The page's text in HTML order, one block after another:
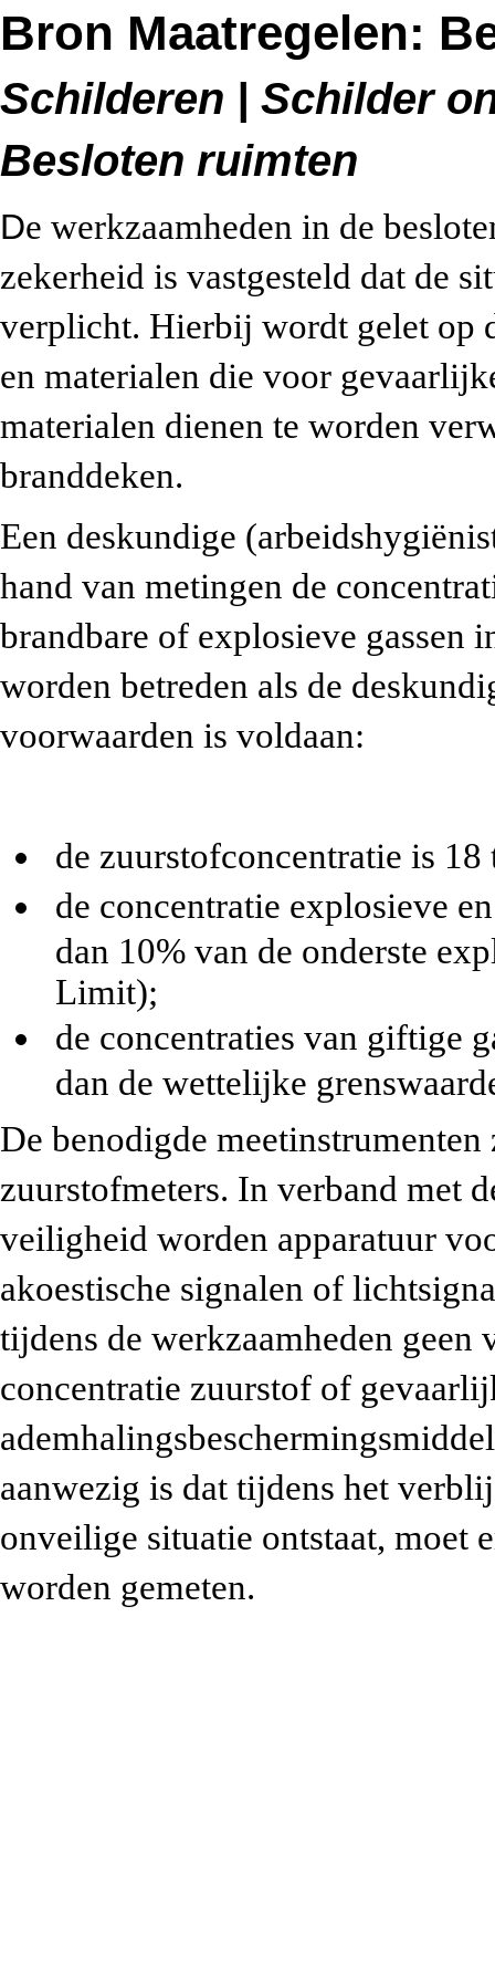
Bron Maatregelen:
Schilderen | Schilder
Besloten ruimten
De werkzaamheden in de
zekerheid is vastgesteld dat de
verplicht. Hierbij wordt gelet op
en materialen die voor
materialen dienen te worden
branddeken.
Een deskundige
hand van metingen de
brandbare of explosieve gassen
worden betreden als de
voorwaarden is voldaan:
de zuurstofconcentratie is
de concentratie explosieve
dan 10% van de onderste
Limit);
de concentraties van giftige
dan de wettelijke
De benodigde
zuurstofmeters. In verband met
veiligheid worden apparatuur
akoestische signalen of
tijdens de werkzaamheden geen
concentratie zuurstof of
aanwezig is dat tijdens het
onveilige situatie ontstaat, moet
worden gemeten.